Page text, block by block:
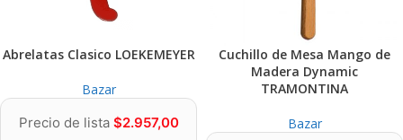
Abrelatas Clasico LOEKEMEYER
Bazar
Precio de lista $2.957,00
Cuchillo de Mesa Mango de
Madera Dynamic
TRAMONTINA
Bazar